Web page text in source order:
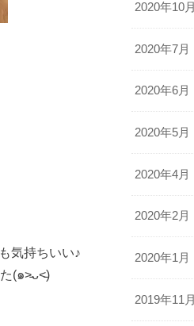
気持ちいい♪
(๑˃̵ᴗ˂̵)
2020年10月
2020年7月
2020年6月
2020年5月
2020年4月
2020年2月
2020年1月
2019年11月